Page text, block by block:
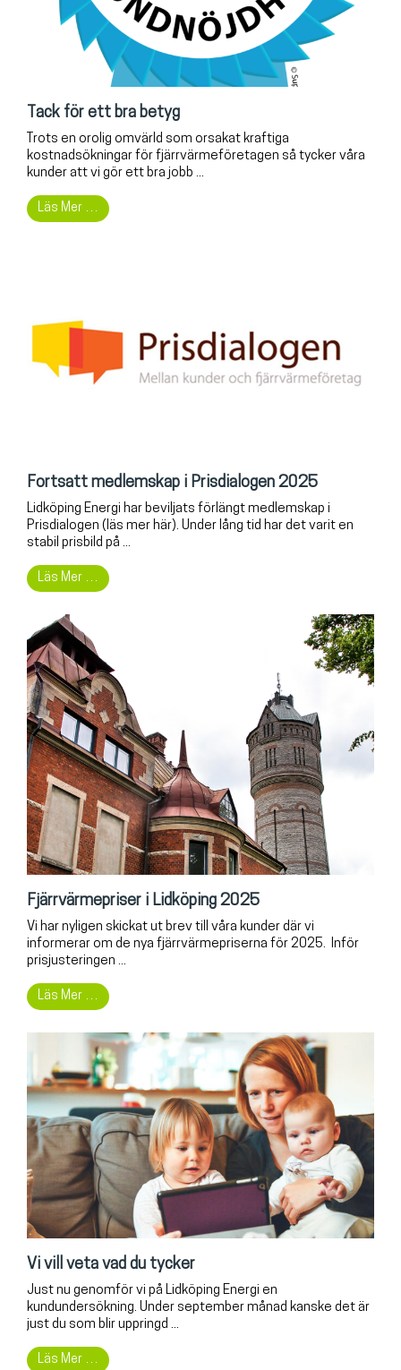
Tack för ett bra betyg
Trots en orolig omvärld som orsakat kraftiga
kostnadsökningar för fjärrvärmeföretagen så tycker våra
kunder att vi gör ett bra jobb ...
Läs Mer …
Fortsatt medlemskap i Prisdialogen 2025
Lidköping Energi har beviljats förlängt medlemskap i
Prisdialogen (läs mer här). Under lång tid har det varit en
stabil prisbild på ...
Läs Mer …
Fjärrvärmepriser i Lidköping 2025
Vi har nyligen skickat ut brev till våra kunder där vi
informerar om de nya fjärrvärmepriserna för 2025. Inför
prisjusteringen ...
Läs Mer …
Vi vill veta vad du tycker
Just nu genomför vi på Lidköping Energi en
kundundersökning. Under september månad kanske det är
just du som blir uppringd ...
Läs Mer …